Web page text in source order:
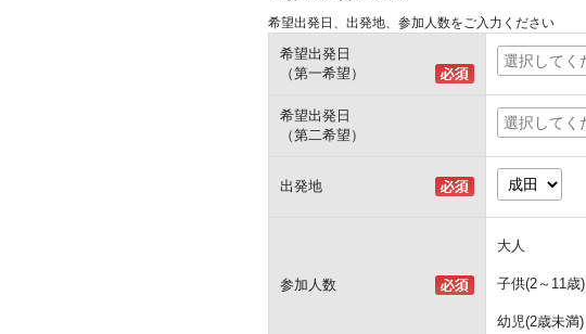
希望出発日、出発地、参加人数をご入力ください
希望出発日
（第一希望）
希望出発日
（第二希望）
出発地
参加人数
大人
子供(2～11歳)
幼児(2歳未満)